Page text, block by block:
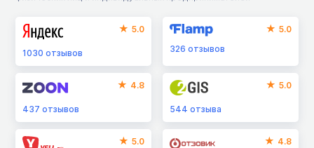
5.0
1030 отзывов
5.0
326отзывов
4.8
437 отзывов
5.0
544отзыва
5.0 4.8